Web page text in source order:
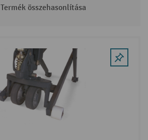
Termék összehasonlítása